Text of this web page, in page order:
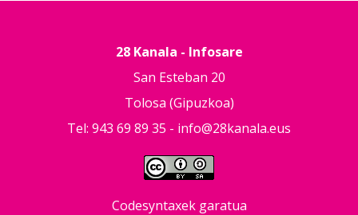
28 Kanala - Infosare
San Esteban 20
Tolosa (Gipuzkoa)
Tel: 943 69 89 35 - info@28kanala.eus
Codesyntaxek garatua